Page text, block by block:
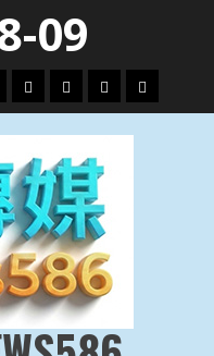
09
政
治
國
際
運
動
生
活